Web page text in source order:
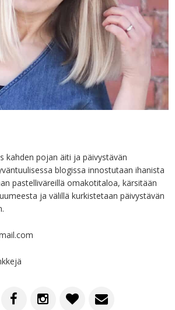
kahden pojan äiti ja päivystävän
blogissa innostutaan ihanista
pastelliväreillä omakotitaloa, kärsitään
ja välillä kurkistetaan päivystävän